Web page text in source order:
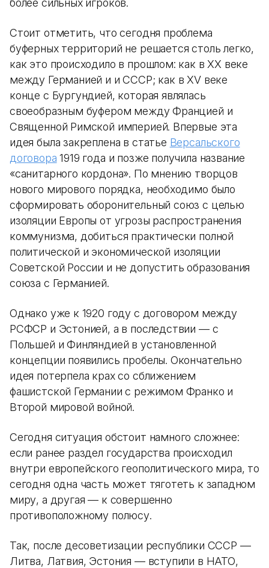
Стоит отметить, что сегодня проблема
буферных территорий не решается столь легко,
как это происходило в прошлом: как в XX веке
между Германией и и СССР; как в XV веке
конце с Бургундией, которая являлась
своеобразным буфером между Францией и
Священной Римской империей. Впервые эта
идея была закреплена в статье Версальского
договора 1919 года и позже получила название
«‎санитарного кордона». По мнению творцов
нового мирового порядка, необходимо было
сформировать оборонительный союз с целью
изоляции Европы от угрозы распространения
коммунизма, добиться практически полной
политической и экономической изоляции
Советской России и не допустить образования
союза с Германией.
Однако уже к 1920 году с договором между
РСФСР и Эстонией, а в последствии — с
Польшей и Финляндией в установленной
концепции появились пробелы. Окончательно
идея потерпела крах со сближением
фашистской Германии с режимом Франко и
Второй мировой войной.
Сегодня ситуация обстоит намного сложнее:
если ранее раздел государства происходил
внутри европейского геополитического мира, то
сегодня одна часть может тяготеть к западном
миру, а другая — к совершенно
противоположному полюсу.
Так, после десоветизации республики СССР —
Литва, Латвия, Эстония — вступили в НАТО,